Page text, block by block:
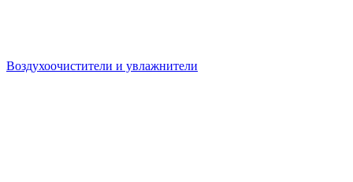
Воздухоочистители и увлажнители